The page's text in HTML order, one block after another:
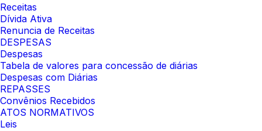
Receitas
Dívida Ativa
Renuncia de Receitas
DESPESAS
Despesas
Tabela de valores para concessão de diárias
Despesas com Diárias
REPASSES
Convênios Recebidos
ATOS NORMATIVOS
Leis